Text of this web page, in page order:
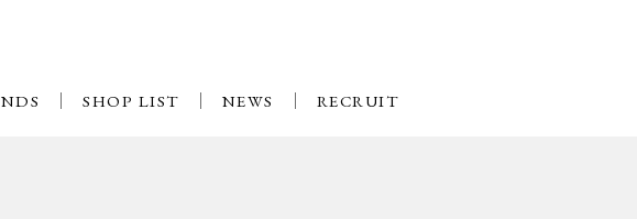
SHOP LIST NEWS RECRUIT